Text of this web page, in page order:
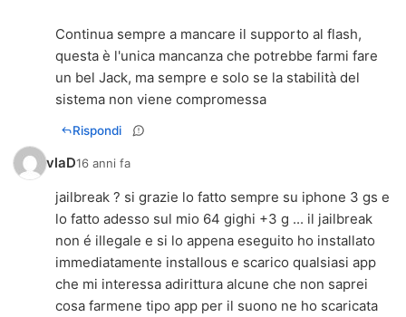
Continua sempre a mancare il supporto al flash,
questa è l'unica mancanza che potrebbe farmi fare
un bel Jack, ma sempre e solo se la stabilità del
sistema non viene compromessa
Rispondi
vlaD16 anni fa
jailbreak ? si grazie lo fatto sempre su iphone 3 gs e
lo fatto adesso sul mio 64 gighi +3 g ... il jailbreak
non é illegale e si lo appena eseguito ho installato
immediatamente installous e scarico qualsiasi app
che mi interessa adirittura alcune che non saprei
cosa farmene tipo app per il suono ne ho scaricata